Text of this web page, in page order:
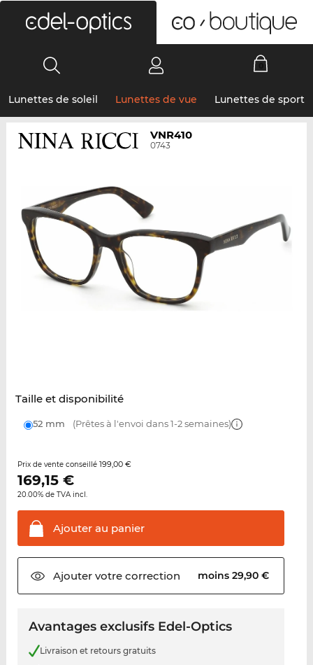
Lunettes de soleil Lunettes de vue Lunettes de sport
VNR410
0743
Taille et disponibilité
52 mm (Prêtes à l'envoi dans 1-2 semaines)
Prix de vente conseillé 199,00 €
169,15€
20.00% de TVA incl.
Ajouter au panier
Ajouter votrecorrection moins 29,90 €
Avantages exclusifs Edel-Optics
Livraison et retours gratuits